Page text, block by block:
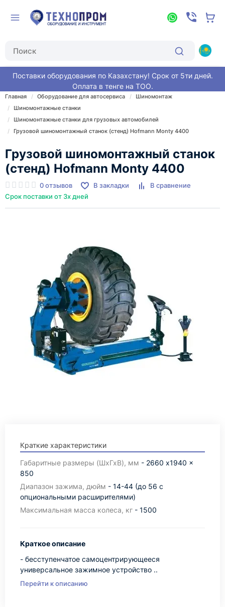
Поставки оборудования по Казахстану! Срок от 5ти дней.
Оплата в тенге на ТОО.
Главная Оборудование для автосервиса
Шиномонтаж
Шиномонтажные станки
Шиномонтажные станки для грузовых автомобилей
Грузовой шиномонтажный станок (стенд) Hofmann Monty 4400
Грузовой шиномонтажный станок
(стенд) Hofmann Monty 4400
0 отзывов В закладки
В сравнение
Срок поставки от 3х дней
Краткие характеристики
Габаритные размеры (ШхГхВ), мм - 2660 x1940 x
850
Диапазон зажима, дюйм - 14-44 (до 56 с
опциональными расширителями)
Максимальная масса колеса, кг - 1500
Краткое описание
- бесступенчатое самоцентрирующееся
универсальное зажимное устройство ..
Перейти к описанию